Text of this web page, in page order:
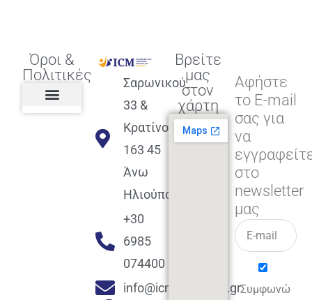
Όροι &
Πολιτικές
Σαρωνικού
33 &
Κρατίνου
163 45
Άνω
Ηλιούπολη
+30
6985
074400
info@icmacademy.gr
Βρείτε
μας
στον
χάρτη
Αφήστε
το E-mail
σας για
να
στο
newsletter
μας
Συμφωνώ